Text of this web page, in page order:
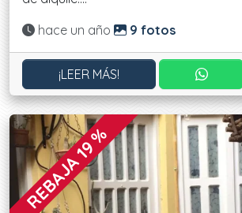
Actualizado:
hace un año 9 fotos
¡LEER MÁS!
REBAJA 19 %